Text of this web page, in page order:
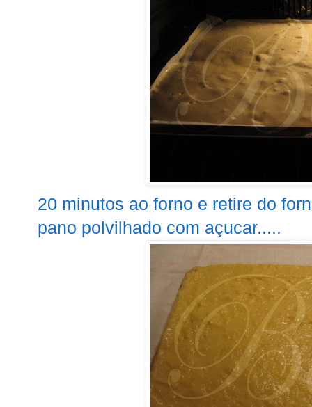
20 minutos ao forno e retire do
pano polvilhado com açucar.....